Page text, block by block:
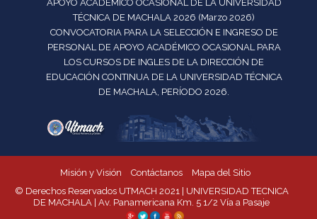
APOYO ACADÉMICO OCASIONAL DE LA UNIVERSIDAD
TÉCNICA DE MACHALA 2026 (Marzo 2026)
CONVOCATORIA PARA LA SELECCIÓN E INGRESO DE
PERSONAL DE APOYO ACADÉMICO OCASIONAL PARA
LOS CURSOS DE INGLES DE LA DIRECCIÓN DE
EDUCACIÓN CONTINUA DE LA UNIVERSIDAD TÉCNICA
DE MACHALA, PERÍODO 2026.
Misión y Visión Contáctanos
Mapa del Sitio
© Derechos Reservados UTMACH 2021 | UNIVERSIDAD TECNICA
DE MACHALA | Av. Panamericana Km. 5 1/2 Vía a Pasaje